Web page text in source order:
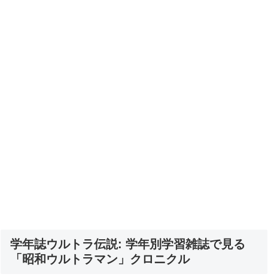
学年誌ウルトラ伝説: 学年別学習雑誌で見る
「昭和ウルトラマン」クロニクル